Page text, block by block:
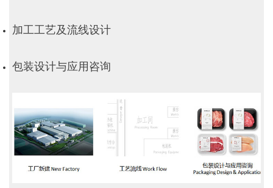
加工工艺及流线设计
包装设计与应用咨询